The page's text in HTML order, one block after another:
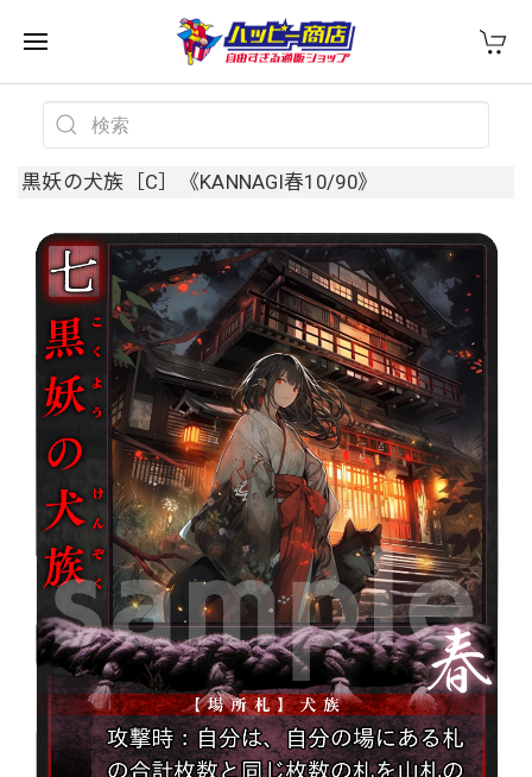
黒妖の犬族［C］《KANNAGI春10/90》